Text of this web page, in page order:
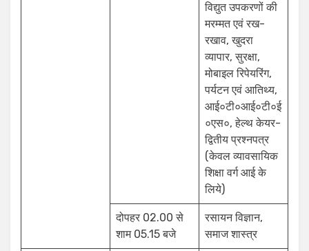
विद्युत उपकरणों की
मरम्मत एवं रख-
रखाव, खुदरा
व्यापार, सुरक्षा,
मोबाइल रिपेयरिंग,
पर्यटन एवं आतिथ्य,
आई०टी०आई०टी०ई
०एस०, हेल्थ केयर-
द्वितीय प्रश्नपत्र
(केवल व्यावसायिक
शिक्षा वर्ग आई के
लिये)
दोपहर 02.00 से
शाम 05.15 बजे
रसायन विज्ञान,
समाज शास्त्र